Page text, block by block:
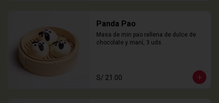
Panda Pao
Masa de min pao rellena de dulce de
chocolate y maní, 3 uds.
S/ 21.00